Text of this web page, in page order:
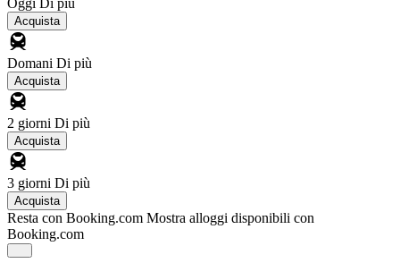
Acquista
Domani Di più
Acquista
2 giorni Di più
Acquista
3 giorni Di più
Acquista
Resta con Booking.com Mostra alloggi disponibili con
Booking.com